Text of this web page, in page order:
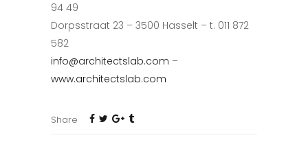
94 49
Dorpsstraat 23 – 3500 Hasselt – t. 011 872
582
info@architectslab.com –
www.architectslab.com
Share